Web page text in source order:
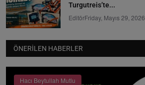
Turgutreis’te...
EditörFriday, Mayıs 29, 2026
ÖNERILEN HABERLER
Hacı Beytullah Mutlu